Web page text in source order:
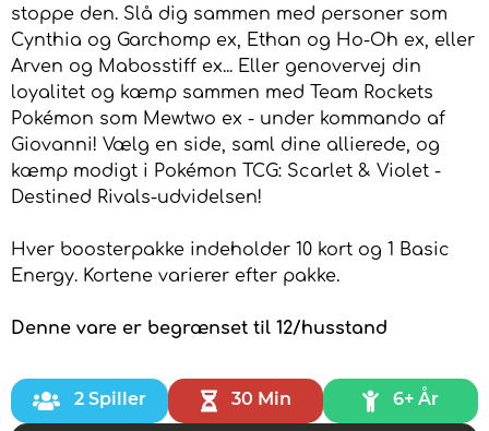
stoppe den. Slå dig sammen med personer som
Cynthia og Garchomp ex, Ethan og Ho-Oh ex, eller
Arven og Mabosstiff ex... Eller genovervej din
loyalitet og kæmp sammen med Team Rockets
Pokémon som Mewtwo ex - under kommando af
Giovanni! Vælg en side, saml dine allierede, og
kæmp modigt i Pokémon TCG: Scarlet & Violet -
Destined Rivals-udvidelsen!
Hver boosterpakke indeholder 10 kort og 1 Basic
Energy. Kortene varierer efter pakke.
Denne vare er begrænset til 12/husstand
2 Spiller 30 Min 6+ År